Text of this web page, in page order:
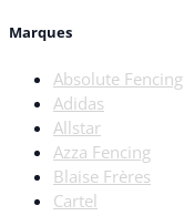
Marques
Absolute Fencing
Adidas
Allstar
Azza Fencing
Blaise Frères
Cartel